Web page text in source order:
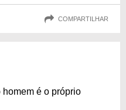
COMPARTILHAR
é o próprio